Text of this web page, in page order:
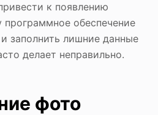
к появлению
программное обеспечение
заполнить лишние данные
делает неправильно.
фото